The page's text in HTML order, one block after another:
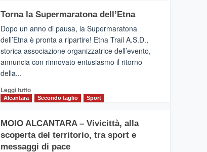
BROOKS
SuperMaratona
dell’Etna,
presentata
l’edizione
2026
Torna la Supermaratona dell’Etna
Dopo un anno di pausa, la Supermaratona
dell’Etna è pronta a ripartire! Etna Trail A.S.D.,
storica associazione organizzatrice dell’evento,
annuncia con rinnovato entusiasmo il ritorno
della...
Leggi tuttoLeggi
Torna
la
Supermaratona
Alcantara Secondo taglio Sport
MOIO ALCANTARA – Vivicittà, alla
scoperta del territorio, tra sport e
messaggi di pace